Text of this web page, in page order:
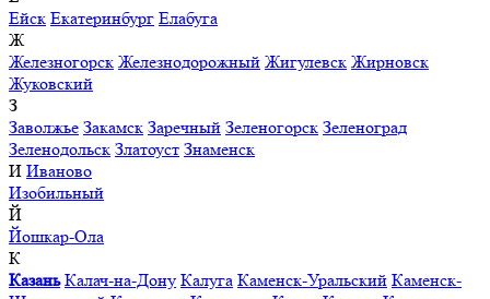
Ейск Екатеринбург Елабуга
Ж
Железногорск Железнодорожный Жигулевск Жирновск
Жуковский
З
Заволжье Закамск Заречный Зеленогорск Зеленоград
Зеленодольск Златоуст Знаменск
И Иваново
Изобильный
Й
Йошкар-Ола
К
Казань Калач-на-Дону Калуга Каменск-Уральский Каменск-